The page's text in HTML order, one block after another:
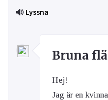
Lyssna
Bruna
Hej!
Jag är en